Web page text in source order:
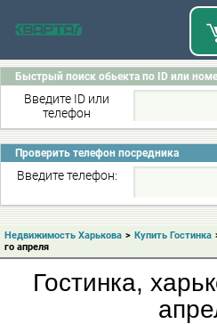
Быстрый поиск обьекта по ID или
Введите ID или
телефон
Проверить телефон посредника
Введите телефон:
Недвижимость Харькова > Купить Гостинка
го апреля
Гостинка,